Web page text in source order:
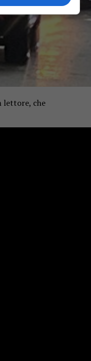
lettore, che